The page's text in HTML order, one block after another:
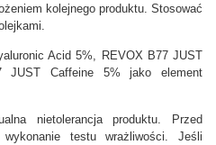
kolejnego produktu. Stosować
Acid 5%, REVOX B77 JUST
JUST Caffeine 5% jako element
nietolerancja produktu. Przed
testu wrażliwości. Jeśli